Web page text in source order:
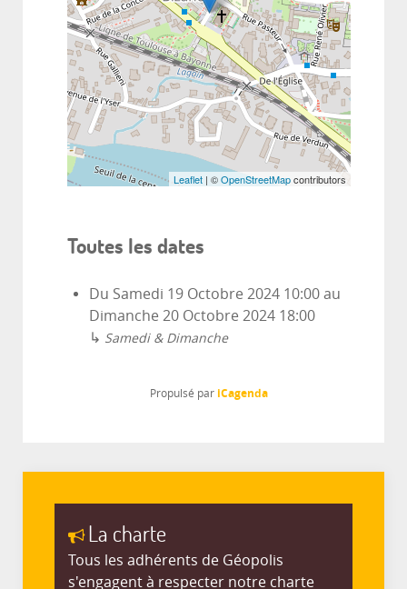
Leaflet | ©OpenStreetMapcontributors
Toutes les dates
Du Samedi 19 Octobre 2024 10:00 au
Dimanche 20 Octobre 2024 18:00
↳ Samedi & Dimanche
Propulsé par iCagenda
La charte
Tous les adhérents de Géopolis
s'engagent à respecter notre charte